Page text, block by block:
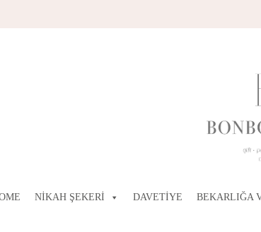
NIKAH ŞEKERI DAVETIYE BEKARLIĞA